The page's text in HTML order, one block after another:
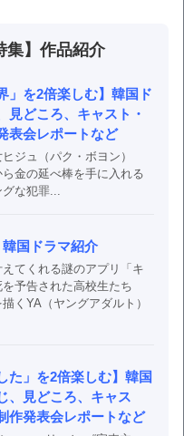
集】作品紹介
」を2倍楽しむ】韓国ド
見どころ、キャスト・
表会レポートなど
ジュ（パク・ボヨン）
金の延べ棒を手に入れる
な犯罪...
韓国ドラマ紹介
えてくれる謎のアプリ「キ
予告された高校生たち
くYA（ヤングアダルト）
た」を2倍楽しむ】韓国
、見どころ、キャス
作発表会レポートなど